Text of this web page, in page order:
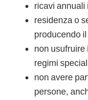
ricavi annuali
residenza o
producendo
non usufruire
regimi
non avere
persone,